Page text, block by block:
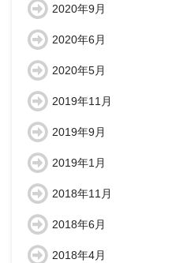
2020年9月
2020年6月
2020年5月
2019年11月
2019年9月
2019年1月
2018年11月
2018年6月
2018年4月